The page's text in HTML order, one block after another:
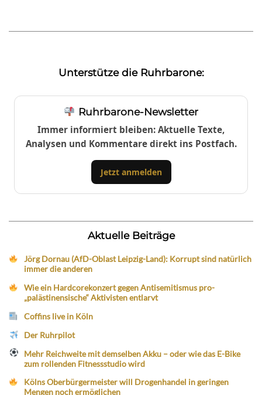
Unterstütze die Ruhrbarone:
Ruhrbarone-Newsletter
Immer informiert bleiben: Aktuelle Texte,
Analysen und Kommentare direkt ins Postfach.
Jetzt anmelden
Aktuelle Beiträge
Jörg Dornau (AfD-Oblast Leipzig-Land): Korrupt sind natürlich
immer die anderen
Wie ein Hardcorekonzert gegen Antisemitismus pro-
„palästinensische“ Aktivisten entlarvt
Coffins live in Köln
Der Ruhrpilot
Mehr Reichweite mit demselben Akku – oder wie das E-Bike
zum rollenden Fitnessstudio wird
Kölns Oberbürgermeister will Drogenhandel in geringen
Mengen noch ermöglichen